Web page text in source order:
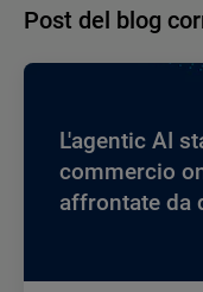
Post del blog
L'agentic AI
commercio
affrontate da